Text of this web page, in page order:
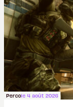
FCetBattlefield
Percole 4 août 2026